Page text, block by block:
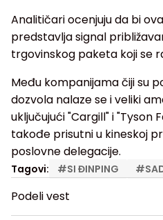
Analitičari ocenjuju da bi
predstavlja signal
trgovinskog paketa koji se
Među kompanijama čiji su
dozvola nalaze se i veliki
uključujući "Cargill" i "Tyson
takođe prisutni u kineskoj
poslovne delegacije.
Tagovi: #SI ĐINPING #
Podeli vest